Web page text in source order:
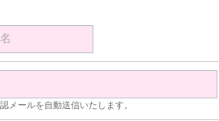
名
メールを自動送信いたします。